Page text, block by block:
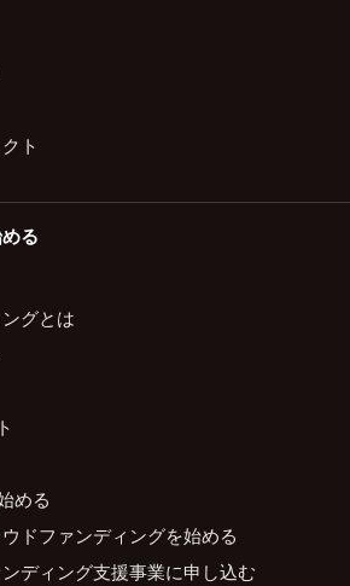
ト
る
グとは
める
ドファンディングを始める
ディング支援事業に申し込む